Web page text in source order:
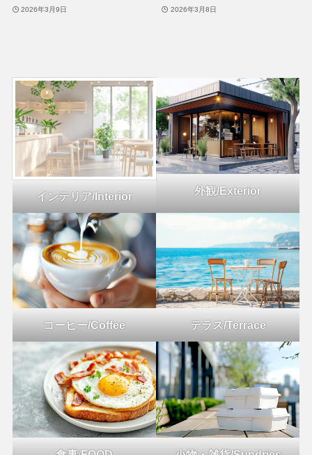
2026年3月9日 2026年3月8日
インテリア/Interior 外観/Exterior
コーヒー/Coffee テラス/Terrace